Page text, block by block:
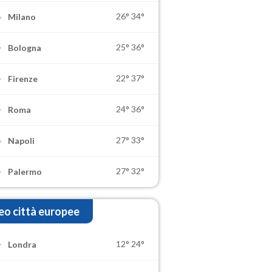
Milano 26° 34°
Bologna 25° 36°
Firenze 22° 37°
Roma 24° 36°
Napoli 27° 33°
Palermo 27° 32°
città europee
Londra 12° 24°